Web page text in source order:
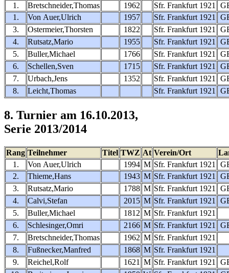
1.
Bretschneider,Thomas 1962 Sfr. Frankfurt 1921
1.
Von Auer,Ulrich 1957 Sfr. Frankfurt 1921
3.
Ostermeier,Thorsten 1822 Sfr. Frankfurt 1921
4.
Rutsatz,Mario 1955 Sfr. Frankfurt 1921
5.
Buller,Michael 1766 Sfr. Frankfurt 1921
6.
Schellen,Sven 1715 Sfr. Frankfurt 1921
7.
Urbach,Jens 1352 Sfr. Frankfurt 1921
8.
Leicht,Thomas Sfr. Frankfurt 1921
8. Turnier am 16.10.2013,
Serie 2013/2014
Rang Teilnehmer Titel TWZ At Verein/Ort
1.
Von Auer,Ulrich 1994 M Sfr. Frankfurt 1921
2.
Thieme,Hans 1943 M Sfr. Frankfurt 1921
3.
Rutsatz,Mario 1788 M Sfr. Frankfurt 1921
4.
Calvi,Stefan 2015 M Sfr. Frankfurt 1921
5.
Buller,Michael 1812 M Sfr. Frankfurt 1921
6.
Schlesinger,Omri 2166 M Sfr. Frankfurt 1921
7.
Bretschneider,Thomas 1962 M Sfr. Frankfurt 1921
8.
Fußnecker,Manfred 1868 M Sfr. Frankfurt 1921
9.
Reichel,Rolf 1621 M Sfr. Frankfurt 1921